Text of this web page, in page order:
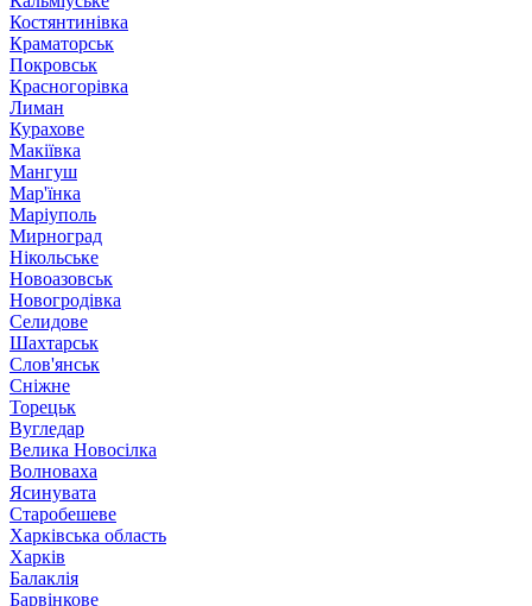
Костянтинівка
Краматорськ
Покровськ
Красногорівка
Лиман
Курахове
Макіївка
Мангуш
Мар'їнка
Маріуполь
Мирноград
Нікольське
Новоазовськ
Новогродівка
Селидове
Шахтарськ
Слов'янськ
Сніжне
Торецьк
Вугледар
Велика Новосілка
Волноваха
Ясинувата
Старобешеве
Харківська область
Харків
Балаклія
Барвінкове